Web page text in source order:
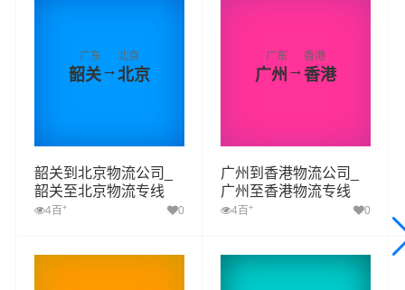
广东
韶关→
北京
北京
韶关到北京物流公司_
韶关至北京物流专线
4百 + 0
广东
广州 →
香港
香港
广州到香港物流公司_
广州至香港物流专线
4百 + 0